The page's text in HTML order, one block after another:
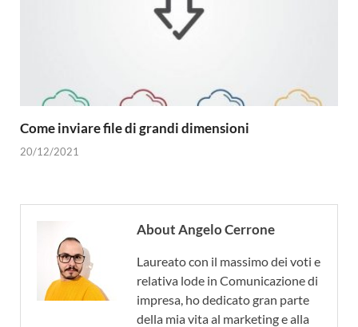
Come inviare file di grandi dimensioni
20/12/2021
About Angelo Cerrone
Laureato con il massimo dei voti e
relativa lode in Comunicazione di
impresa, ho dedicato gran parte
della mia vita al marketing e alla